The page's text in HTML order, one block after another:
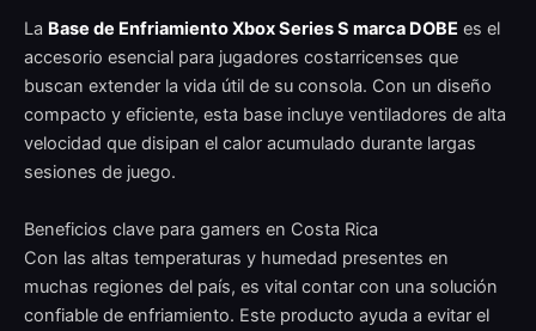
La Base de Enfriamiento Xbox Series S marca DOBE es el
accesorio esencial para jugadores costarricenses que
buscan extender la vida útil de su consola. Con un diseño
compacto y eficiente, esta base incluye ventiladores de alta
velocidad que disipan el calor acumulado durante largas
sesiones de juego.
Beneficios clave para gamers en Costa Rica
Con las altas temperaturas y humedad presentes en
muchas regiones del país, es vital contar con una solución
confiable de enfriamiento. Este producto ayuda a evitar el